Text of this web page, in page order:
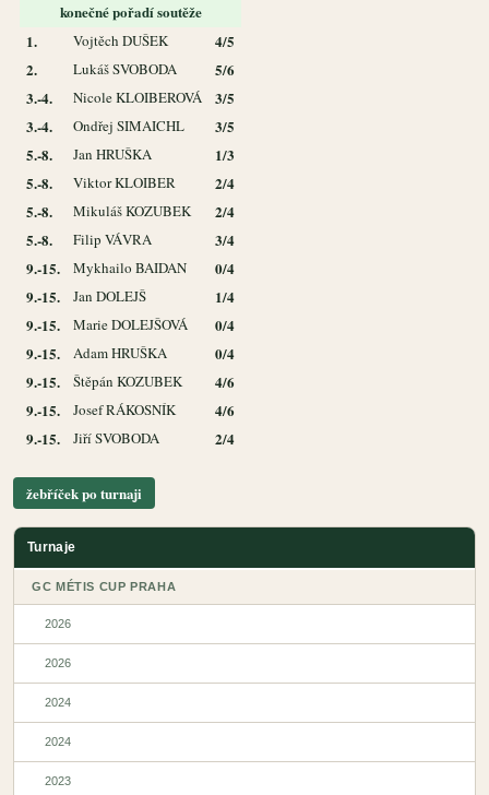
konečné pořadí soutěže
1.
Vojtěch DUŠEK
4/5
2.
Lukáš SVOBODA
5/6
3.-4.
Nicole KLOIBEROVÁ
3/5
3.-4.
Ondřej SIMAICHL
3/5
5.-8.
Jan HRUŠKA
1/3
5.-8.
Viktor KLOIBER
2/4
5.-8.
Mikuláš KOZUBEK
2/4
5.-8.
Filip VÁVRA
3/4
9.-15.
Mykhailo BAIDAN
0/4
9.-15.
Jan DOLEJŠ
1/4
9.-15.
Marie DOLEJŠOVÁ
0/4
9.-15.
Adam HRUŠKA
0/4
9.-15.
Štěpán KOZUBEK
4/6
9.-15.
Josef RÁKOSNÍK
4/6
9.-15.
Jiří SVOBODA 2/4
žebříček po turnaji
Turnaje
GC MÉTIS CUP PRAHA
2026
2026
2024
2024
2023